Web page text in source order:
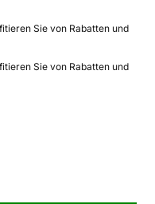
Sie von Rabatten und
Sie von Rabatten und